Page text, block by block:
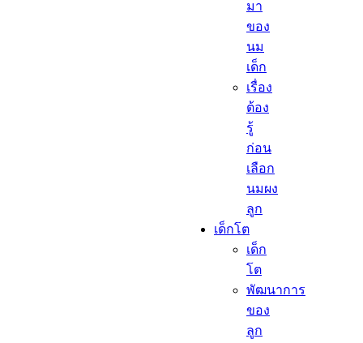
มา
ของ
นม
เด็ก
เรื่อง
ต้อง
รู้
ก่อน
เลือก
นมผง
ลูก​
เด็กโต​
เด็ก
โต​
พัฒนาการ
ของ
ลูก